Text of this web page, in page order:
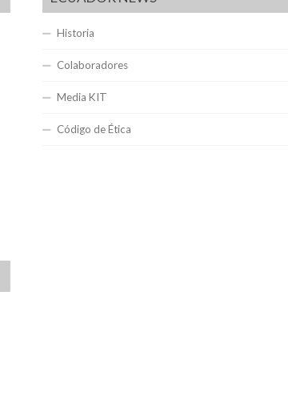
Historia
Colaboradores
Media KIT
Código de Ética